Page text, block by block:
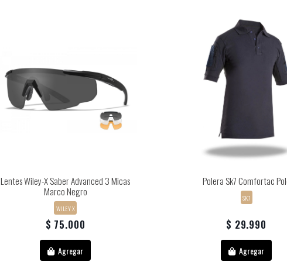
Lentes Wiley-X Saber Advanced 3 Micas
Marco Negro
WILEY X
$ 75.000
Agregar
Polera Sk7 Comfortac
SK7
$ 29.990
Agregar